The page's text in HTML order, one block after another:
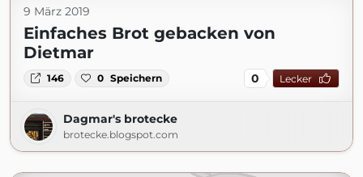
9 März 2019
Einfaches Brot gebacken von
Dietmar
146 0 Speichern 0 Lecker
Dagmar's brotecke
brotecke.blogspot.com